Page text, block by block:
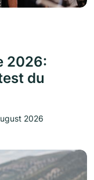
2026:
du
2026